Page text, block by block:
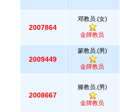
2007864
邓教员.(女)
金牌教员
2009449
蒙教员.(男)
金牌教员
2008667
滕教员.(男)
金牌教员